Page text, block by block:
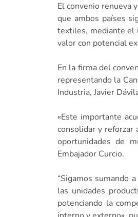
El convenio renueva
que ambos países
textiles, mediante el
valor con potencial
En la firma del
representando la
Industria, Javier
«Este importante
consolidar y reforzar
oportunidades de
Embajador Curcio.
“Sigamos sumando
las unidades
potenciando la